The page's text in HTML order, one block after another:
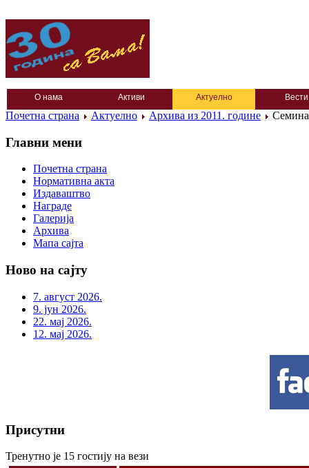
О нама Активи Актуелно Вести
Почетна страна Актуелно Архива из 2011. године
Главни мени
Почетна страна
Нормативна акта
Издаваштво
Награде
Галерија
Архива
Мапа сајта
Ново на сајту
7. август 2026.
9. јун 2026.
22. мај 2026.
12. мај 2026.
Присутни
Тренутно је 15 гостију на вези